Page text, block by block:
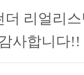
리얼리
사합니다!!